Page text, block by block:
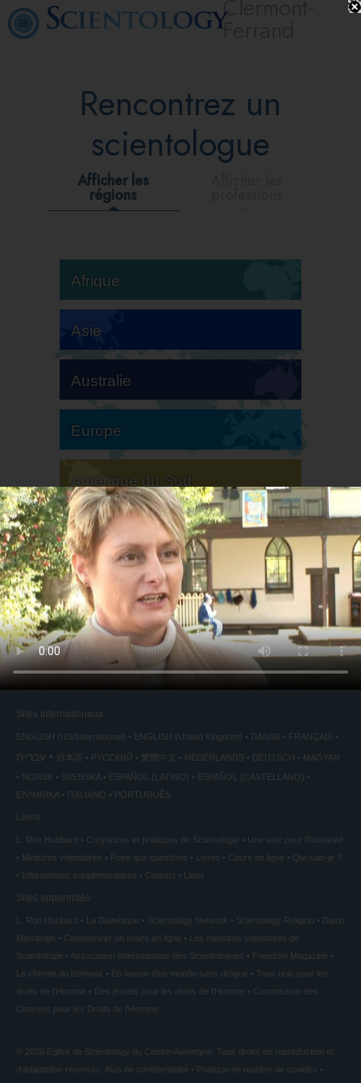
Clermont-
Ferrand
Rencontrez un
scientologue
Afficher les
régions
Afrique
Asie
Australie
Europe
Amérique du Sud
Amérique du Nord
Sites internationaux
ENGLISH (US/International) ENGLISH (United Kingdom) DANSK FRANÇAIS
עברית 日本語 РУССКИЙ 繁體中文 NEDERLANDS DEUTSCH
MAGYAR
NORSK
SVENSKA ESPAÑOL (LATINO)
ESPAÑOL (CASTELLANO)
ΕΛΛΗΝΙΚA
ITALIANO PORTUGUÊS
Liens
L. Ron Hubbard Croyances et pratiques de Scientologie
Une voix pour l’humanité
Ministres volontaires
Foire aux questions Livres Cours en ligne
Qui suis-je ?
Informations supplémentaires
Contact Lieux
Sites apparentés
L. Ron Hubbard La Dianétique Scientology Network Scientology Religion
David
Miscavige
Commencer un cours en ligne
Les ministres volontaires de
Scientologie
Association Internationale des Scientologues
Freedom Magazine
Le chemin du bonheur
En faveur d’un monde sans drogue
Tous unis pour les
droits de l’Homme
Des jeunes pour les droits de l’Homme
Commission des
Citoyens pour les Droits de l’Homme
© 2026 Église de Scientology du Centre-Auvergne. Tous droits de reproduction et
d’adaptation réservés. Avis de confidentialité • Politique en matière de cookies •